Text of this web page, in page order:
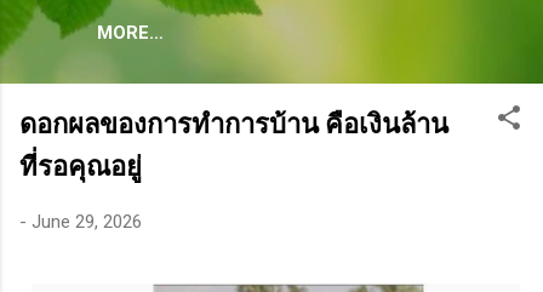
MORE…
ดอกผลของการทำการบ้าน คือเงินล้าน
ที่รอคุณอยู่
- June 29, 2026